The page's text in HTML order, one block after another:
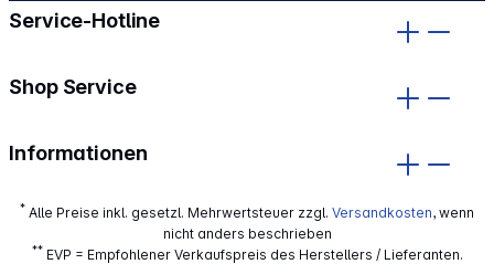
Service-Hotline
Shop Service
Informationen
* Alle Preise inkl. gesetzl. Mehrwertsteuer zzgl. Versandkosten, wenn
nicht anders beschrieben
**EVP = Empfohlener Verkaufspreis des Herstellers / Lieferanten.